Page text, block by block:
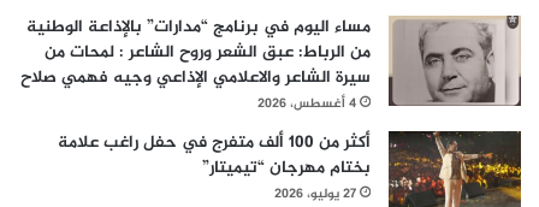
مساء اليوم في برنامج “مدارات” بالإذاعة الوطنية
من الرباط: عبق الشعر وروح الشاعر : لمحات من
سيرة الشاعر والاعلامي الإذاعي وجيه فهمي صلاح
4 أغسطس، 2026
أكثر من 100 ألف متفرج في حفل راغب علامة
بختام مهرجان “تيميتار”
27 يوليو، 2026